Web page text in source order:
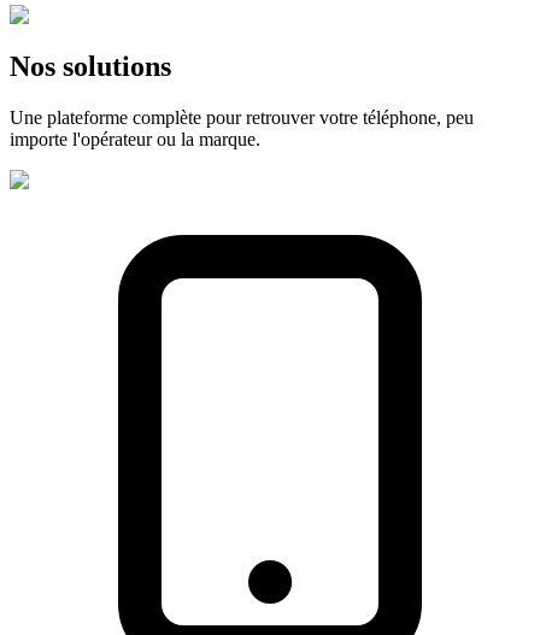
Nos solutions
Une plateforme complète pour retrouver votre téléphone, peu
importe l'opérateur ou la marque.